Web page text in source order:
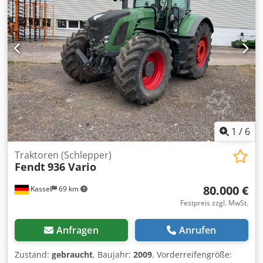
gewartet und hat seine Hauptuntersuchung bis Juni 2026.
Eine Besichtigung ist ohne Anmeldung möglich, und auf
Wunsch kann eine Lieferung innerhalb Deutschlands
gegen Aufpreis organisiert werden. Verkauf nur an
Gewerbetreibende (Landwirtschaft, Freiberufler, Klein-
und Großgewerbe) oder Export. Irrtum und
Zwischenverkauf vorbehalten.
geprüft bis:06/2027, Ausstattung:Fahrgestell, TOP
Bänderrundwirker WP-Kemper SBR-2500 G Ständer-
Bänderrundwirker Gewichtsbereich 500 bis 5000g
Untergestell verstellbar und fahrbar robuste Technik
Anschluss 400V, 16A-CEE Stecker Maße: 1700 x 750 x 3000
mm, HxBxT Gebrauchtmaschine überholt & SAB geprüft
mit Gewährleistung + Ersatzteil Service Option:
Wartungsvertrag Ersatzteil-Box Service Paket Lieferservice
Einweisung & Inbetriebnahme Viele weitere TOP
Bäckereimaschinen haben wir auf Lager! Dcodpoyagmvsfx
Abuek
1 / 6
Kassel 69 km
Traktoren (Schlepper)
Fendt936 Vario
80.000 €
Festpreis zzgl. MwSt.
Anfragen Anrufen
Zustand: gebraucht, Baujahr: 2009, Vorderreifengröße: